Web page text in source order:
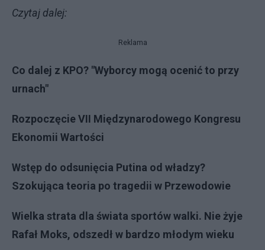
Czytaj dalej:
Reklama
Co dalej z KPO? "Wyborcy mogą ocenić to przy
urnach"
Rozpoczęcie VII Międzynarodowego Kongresu
Ekonomii Wartości
Wstęp do odsunięcia Putina od władzy?
Szokująca teoria po tragedii w Przewodowie
Wielka strata dla świata sportów walki. Nie żyje
Rafał Moks, odszedł w bardzo młodym wieku